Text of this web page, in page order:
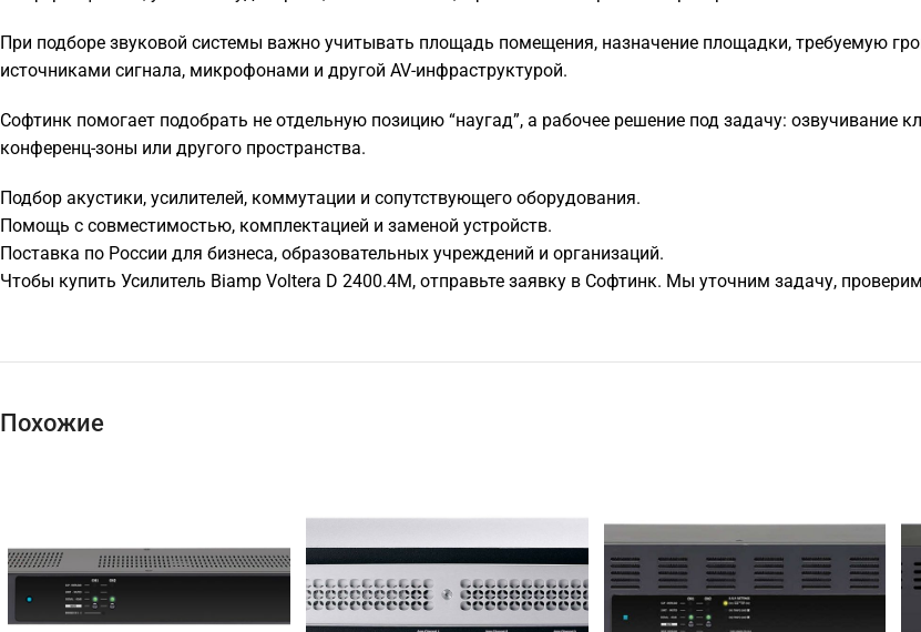
При подборе звуковой системы важно учитывать площадь помещения, назначение площадки, требуемую
источниками сигнала, микрофонами и другой AV-инфраструктурой.
Софтинк помогает подобрать не отдельную позицию “наугад”, а рабочее решение под задачу: озвучивание
конференц-зоны или другого пространства.
Подбор акустики, усилителей, коммутации и сопутствующего оборудования.
Помощь с совместимостью, комплектацией и заменой устройств.
Поставка по России для бизнеса, образовательных учреждений и организаций.
Чтобы купить Усилитель Biamp Voltera D 2400.4M, отправьте заявку в Софтинк. Мы уточним задачу,
Похожие